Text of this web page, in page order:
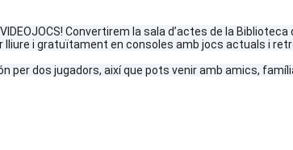
VIDEOJOCS! Convertirem la sala d’actes de la
lliure i gratuïtament en consoles amb jocs actuals i
per dos jugadors, així que pots venir amb amics,